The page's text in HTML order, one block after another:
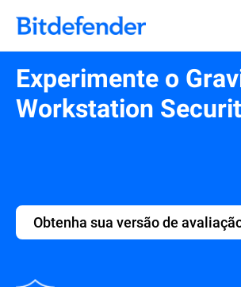
Experimente o
Workstation
Obtenha sua versão de